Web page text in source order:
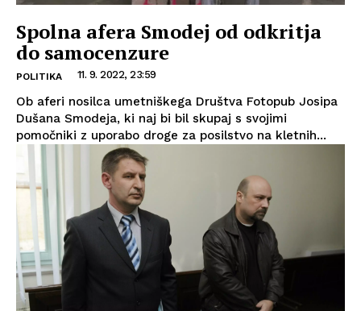
Spolna afera Smodej od odkritja
do samocenzure
POLITIKA 11. 9. 2022, 23:59
Ob aferi nosilca umetniškega Društva Fotopub Josipa
Dušana Smodeja, ki naj bi bil skupaj s svojimi
pomočniki z uporabo droge za posilstvo na kletnih...